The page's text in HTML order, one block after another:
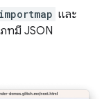
importmap และ
ทมี JSON